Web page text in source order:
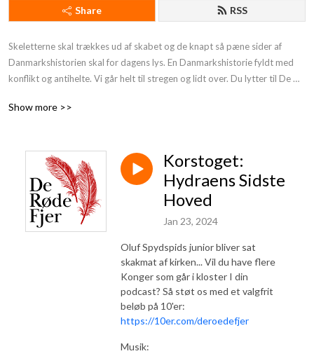
Share RSS
Skeletterne skal trækkes ud af skabet og de knapt så pæne sider af
Danmarkshistorien skal for dagens lys. En Danmarkshistorie fyldt med
konflikt og antihelte. Vi går helt til stregen og lidt over. Du lytter til De
din podcast:https: //deroedefjer.10er.app/
Show more >>
Korstoget:
Hydraens Sidste
Hoved
Jan 23, 2024
Oluf Spydspids junior bliver sat
skakmat af kirken... Vil du have flere
Konger som går i kloster I din
podcast? Så støt os med et valgfrit
beløb på 10'er:
https://10er.com/deroedefjer
Musik: